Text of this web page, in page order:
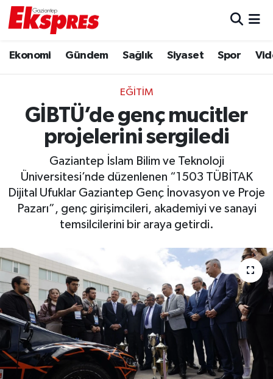
Ekonomi Gündem Sağlık Siyaset Spor
EĞITIM
GİBTÜ’de genç mucitler
projelerini sergiledi
Gaziantep İslam Bilim ve Teknoloji
Üniversitesi’nde düzenlenen “1503 TÜBİTAK
Dijital Ufuklar Gaziantep Genç İnovasyon ve Proje
Pazarı”, genç girişimcileri, akademiyi ve sanayi
temsilcilerini bir araya getirdi.
Ekonomi
Gaziantep son dakika
Genel
Gündem
Haberler
Magazin
Müzik
Piyasa
Resmi İlanlar
Trafik Durumu
Puan Durumu ve Fikstür
Tüm Manşetler
Son Dakika Haberleri
Haber Arşivi